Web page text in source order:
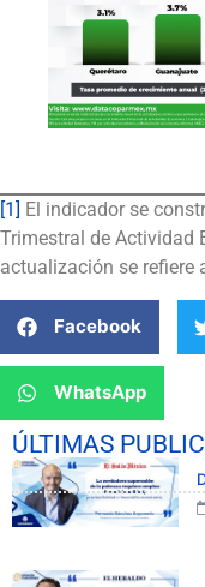
[1] El indicador se
Trimestral de Actividad
actualización se refiere
Facebook
WhatsApp
ÚLTIMAS